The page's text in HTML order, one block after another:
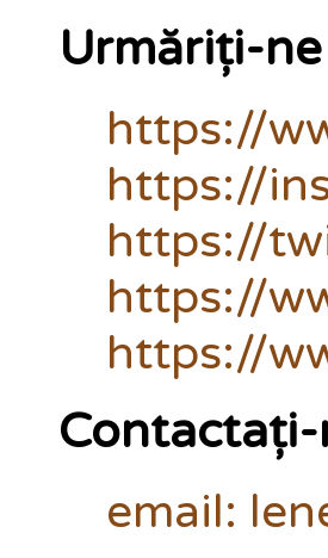
Urmăriți-
https://
https://
https://
https://
https://
email: